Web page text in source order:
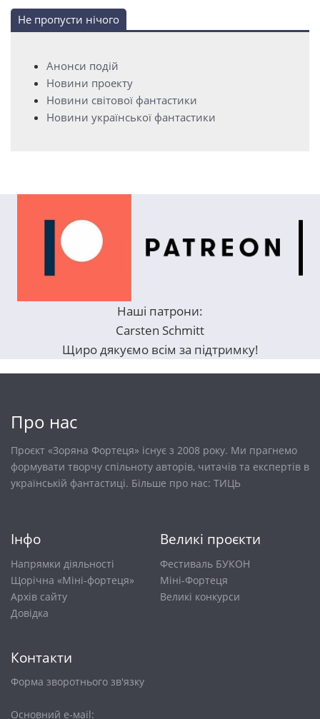
Не пропусти нічого
Анонси подій
Новини проекту
Новини світової фантастики
Новини української фантастики
Наші патрони:
Carsten Schmitt
Щиро дякуємо всім за підтримку!
Про нас
Проєкт «Зоряна Фортеця» існує з 2008 року. Ми прагнемо
формувати творчу спільноту авторів, читачів та експертів в
українській фантастиці. Більше про нас: ТИЦЬ
Інфо
Напрямки діяльності
Щорічна «Міні-фортеця»
Архів сайту
Довiдка
Великі проєкти
Фестиваль БУКОН
Міні-Фортеця
Великі конкурси
Контакти
Форма зворотнього зв'язку
Основний е-маіl: